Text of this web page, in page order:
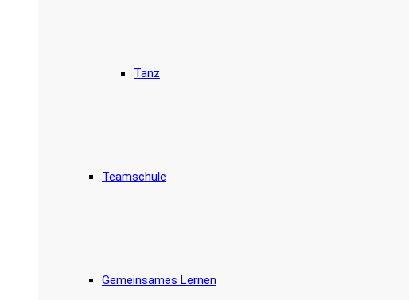
Tanz
Teamschule
Gemeinsames Lernen